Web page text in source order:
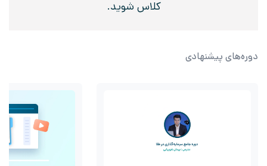
کلاس شوید.
دوره‌های پیشنهادی